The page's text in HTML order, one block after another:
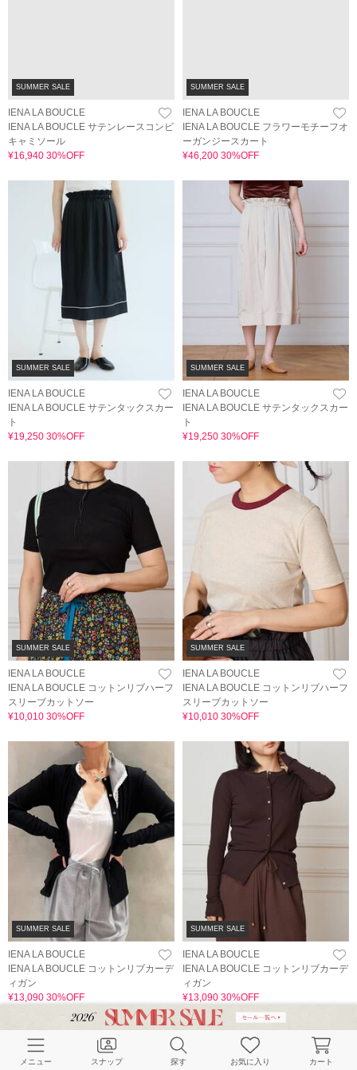
SUMMER SALE
IENA LA BOUCLE
IENA LA BOUCLE サテンレースコンビ
キャミソール
¥16,940 30%OFF
SUMMER SALE
IENA LA BOUCLE
IENA LA BOUCLE フラワーモチーフオ
ーガンジースカート
¥46,200 30%OFF
SUMMER SALE
IENA LA BOUCLE
IENA LA BOUCLE サテンタックスカー
ト
¥19,250 30%OFF
SUMMER SALE
IENA LA BOUCLE
IENA LA BOUCLE サテンタックスカー
ト
¥19,250 30%OFF
SUMMER SALE
IENA LA BOUCLE
IENA LA BOUCLE コットンリブハーフ
スリーブカットソー
¥10,010 30%OFF
SUMMER SALE
IENA LA BOUCLE
IENA LA BOUCLE コットンリブハーフ
スリーブカットソー
¥10,010 30%OFF
SUMMER SALE
IENA LA BOUCLE
IENA LA BOUCLE コットンリブカーデ
ィガン
¥13,090 30%OFF
SUMMER SALE
IENA LA BOUCLE
IENA LA BOUCLE コットンリブカーデ
ィガン
¥13,090 30%OFF
メニュー スナップ 探す お気に入り カート